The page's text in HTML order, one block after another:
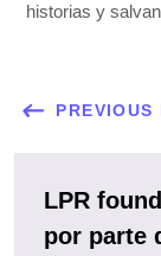
historias y
PREVIOUS
LPR
por parte